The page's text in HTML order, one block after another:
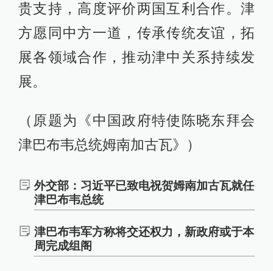
贵支持，高度评价两国互利合作。津
方愿同中方一道，传承传统友谊，拓
展各领域合作，推动津中关系持续发
展。
（原题为《中国政府特使陈晓东拜会
津巴布韦总统姆南加古瓦》）
外交部：习近平已致电祝贺姆南加古瓦就任
津巴布韦总统
津巴布韦军方称将交还权力，新政府或于本
周完成组阁